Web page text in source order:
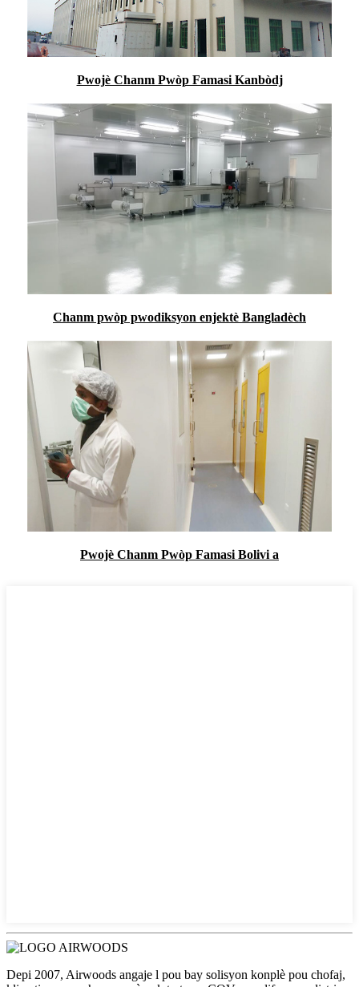
Pwojè Chanm Pwòp Famasi Kanbòdj
Chanm pwòp pwodiksyon enjektè Bangladèch
Pwojè Chanm Pwòp Famasi Bolivi a
Depi 2007, Airwoods angaje l pou bay solisyon konplè pou chofaj,